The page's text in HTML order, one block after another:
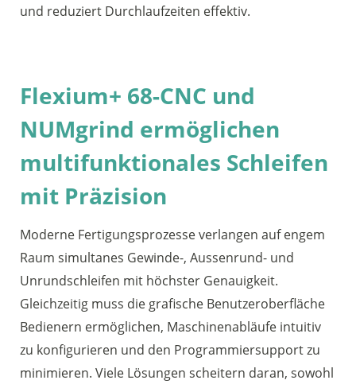
und reduziert Durchlaufzeiten effektiv.
Flexium+ 68-CNC und
NUMgrind ermöglichen
multifunktionales Schleifen
mit Präzision
Moderne Fertigungsprozesse verlangen auf engem
Raum simultanes Gewinde-, Aussenrund- und
Unrundschleifen mit höchster Genauigkeit.
Gleichzeitig muss die grafische Benutzeroberfläche
Bedienern ermöglichen, Maschinenabläufe intuitiv
zu konfigurieren und den Programmiersupport zu
minimieren. Viele Lösungen scheitern daran, sowohl